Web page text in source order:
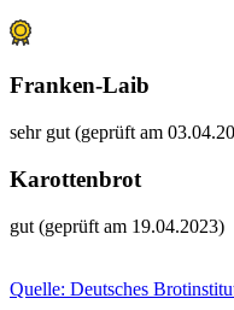
Franken-Laib
sehr gut (geprüft am
Karottenbrot
gut (geprüft am 19.04.2023)
Quelle: Deutsches